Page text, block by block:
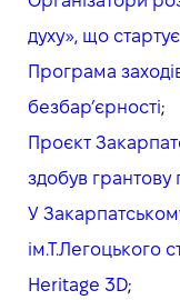
духу», що
Програма
безбар’єрності;
Проєкт
здобув грантову
У
ім.Т.Легоцького
Heritage 3D;